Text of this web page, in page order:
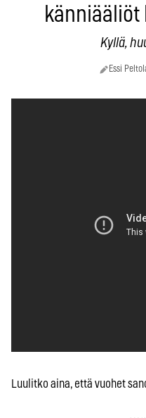
Kyllä,
Essi
Luulitko aina, että vuohet